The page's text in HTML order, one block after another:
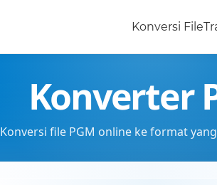
Konversi File
Konverter
Konversi file PGM online ke format